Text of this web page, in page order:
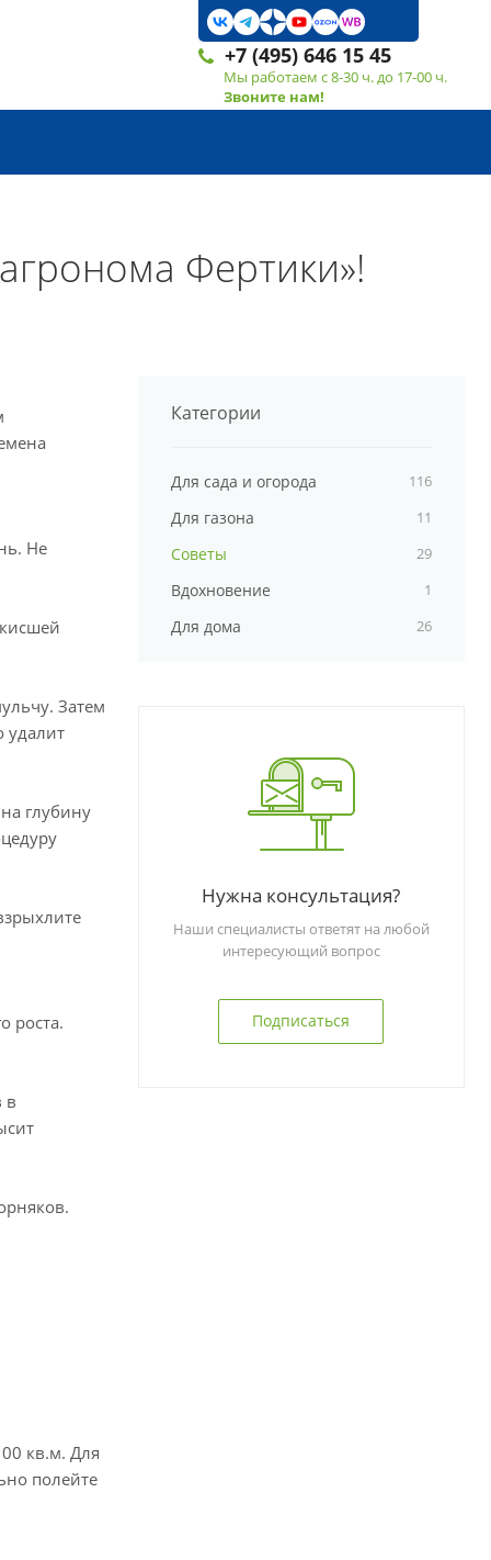
+7 (495) 646 15 45
Мы работаем с 8-30 ч. до 17-00 ч.
Звоните нам!
Фертики»!
Не
Затем
удалит
глубину
роста.
в
кв.м. Для
полейте
Категории
Для сада и огорода 116
Для газона 11
Советы 29
Вдохновение 1
Для дома 26
Нужна консультация?
Наши специалисты ответят на любой
интересующий вопрос
Подписаться